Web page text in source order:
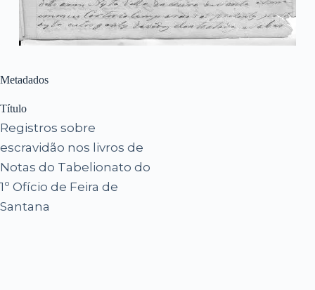
Metadados
Título
Registros sobre
escravidão nos livros de
Notas do Tabelionato do
1º Ofício de Feira de
Santana